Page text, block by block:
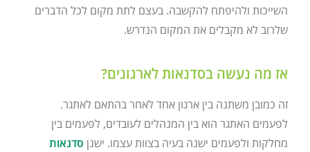
השייכות ולהיפתח להקשבה. בעצם לתת מקום לכל הדברים
שלרוב לא מקבלים את המקום הנדרש.
אז מה נעשה בסדנאות לארגונים?
זה כמובן משתנה בין ארגון אחד לאחר בהתאם לאתגר.
לפעמים האתגר הוא בין המנהלים לעובדים, לפעמים בין
מחלקות ולפעמים ישנה בעיה בצוות עצמו. ישנן סדנאות